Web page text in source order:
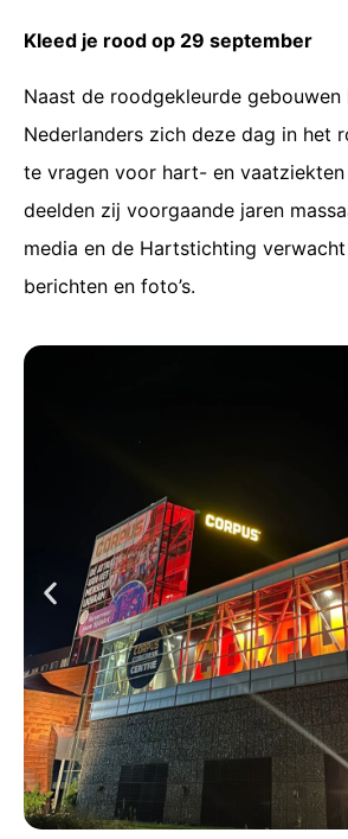
Kleed je rood op 29 september
Naast de roodgekleurde gebouwen
Nederlanders zich deze dag in het
te vragen voor hart- en
deelden zij voorgaande jaren
media en de Hartstichting
berichten en foto’s.